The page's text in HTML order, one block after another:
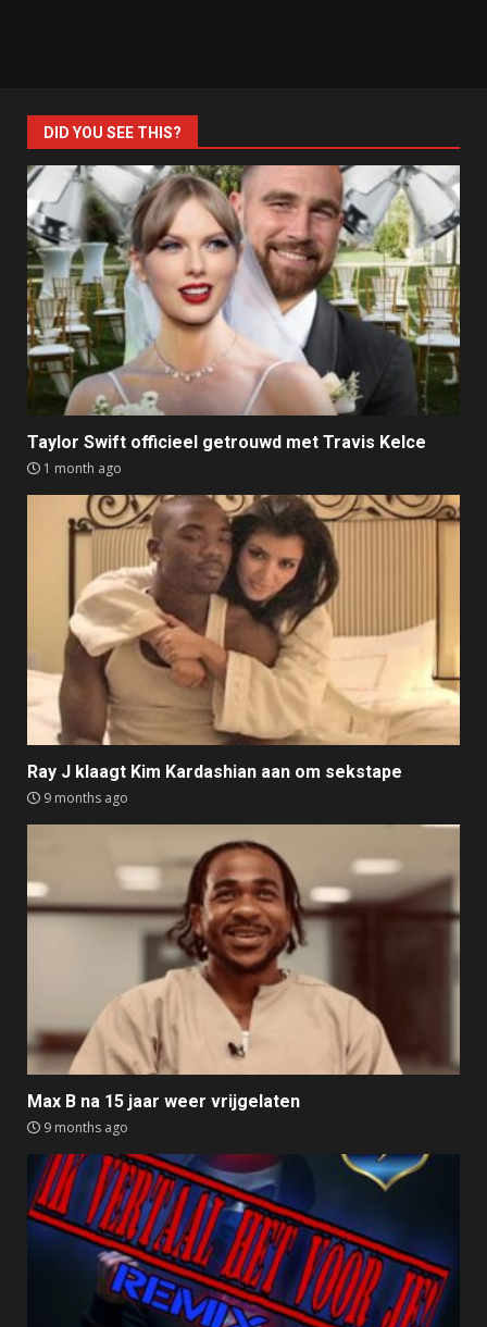
DID YOU SEE THIS?
Taylor Swift officieel getrouwd met Travis Kelce
1 month ago
Ray J klaagt Kim Kardashian aan om sekstape
9 months ago
Max B na 15 jaar weer vrijgelaten
9 months ago